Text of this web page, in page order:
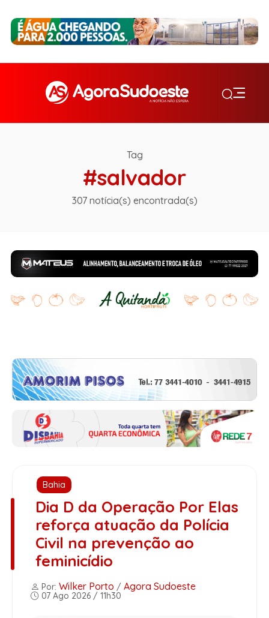
Tag
#salvador
307 notícia(s) encontrada(s)
Bahia
Dia D da Operação Por Elas
reforça atuação da Polícia
Civil na prevenção ao
feminicídio
Por: Wilker Porto / Agora Sudoeste
07 Ago 2026 / 11h30